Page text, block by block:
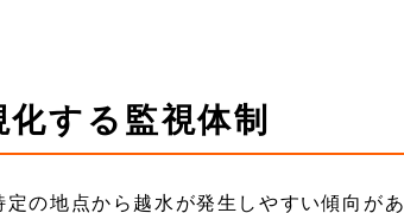
する監視体制
の地点から越水が発生しやすい傾向があ